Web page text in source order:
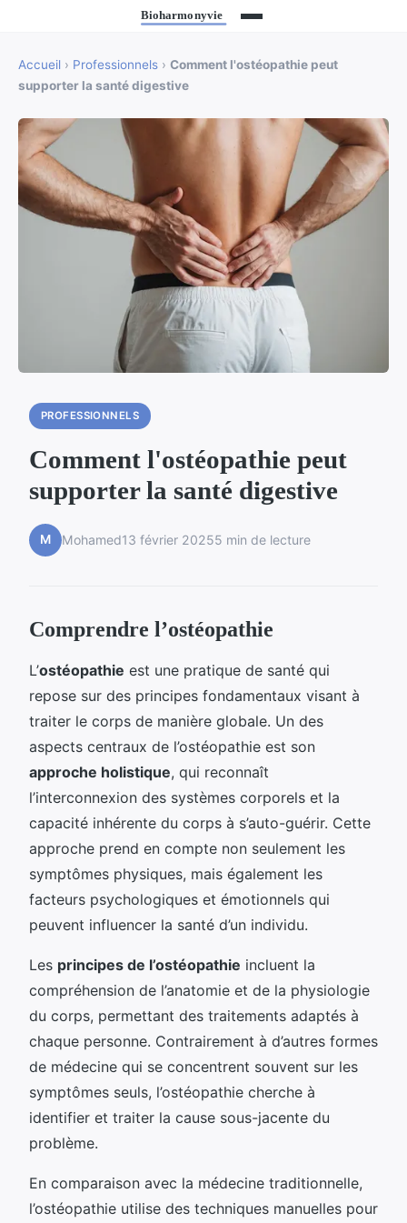
Accueil › Professionnels › Comment l'ostéopathie peut
supporter la santé digestive
PROFESSIONNELS
Comment l'ostéopathie peut
supporter la santé digestive
M Mohamed13 février 20255 min de lecture
Comprendre l’ostéopathie
L’ostéopathie est une pratique de santé qui
repose sur des principes fondamentaux visant à
traiter le corps de manière globale. Un des
aspects centraux de l’ostéopathie est son
approche holistique, qui reconnaît
l’interconnexion des systèmes corporels et la
capacité inhérente du corps à s’auto-guérir. Cette
approche prend en compte non seulement les
symptômes physiques, mais également les
facteurs psychologiques et émotionnels qui
peuvent influencer la santé d’un individu.
Les principes de l’ostéopathie incluent la
compréhension de l’anatomie et de la physiologie
du corps, permettant des traitements adaptés à
chaque personne. Contrairement à d’autres formes
de médecine qui se concentrent souvent sur les
symptômes seuls, l’ostéopathie cherche à
identifier et traiter la cause sous-jacente du
problème.
En comparaison avec la médecine traditionnelle,
l’ostéopathie utilise des techniques manuelles pour